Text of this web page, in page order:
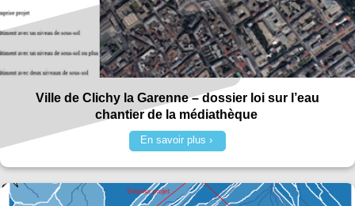
Ville de Clichy la Garenne – dossier loi sur l’eau
chantier de la médiathèque
En savoir plus